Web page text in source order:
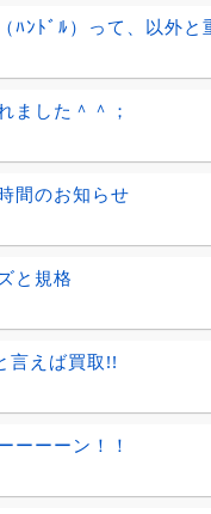
ﾊﾝﾄﾞﾙ）って、以外と
ました＾＾；
間のお知らせ
と規格
言えば買取!!
ーーーン！！